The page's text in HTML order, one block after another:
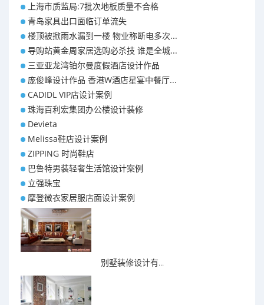
上海市质监局:7批次地板质量不合格
青岛家具出口面临订单流失
楼顶被掀雨水漏到一楼 物业称断电多次...
导购站黄金周家居选购必杀技 谁是全城...
三亚亚龙湾铂尔曼度假酒店设计作品
庞俊峰设计作品 香港W酒店星宴中餐厅...
CADIDL VIP店设计案例
珠海百利宏集团办公楼设计装修
Devieta
Melissa鞋店设计案例
ZIPPING 时尚鞋店
巴鲁特男装轻奢生活馆设计案例
立强珠宝
摩登微衣家居服店面设计案例
别墅装修设计有...